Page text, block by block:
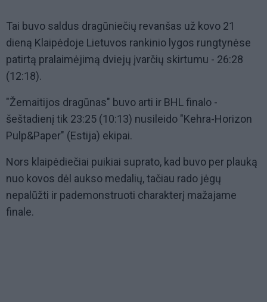
Tai buvo saldus dragūniečių revanšas už kovo 21
dieną Klaipėdoje Lietuvos rankinio lygos rungtynėse
patirtą pralaimėjimą dviejų įvarčių skirtumu - 26:28
(12:18).
"Žemaitijos dragūnas" buvo arti ir BHL finalo -
šeštadienį tik 23:25 (10:13) nusileido "Kehra-Horizon
Pulp&Paper" (Estija) ekipai.
Nors klaipėdiečiai puikiai suprato, kad buvo per plauką
nuo kovos dėl aukso medalių, tačiau rado jėgų
nepalūžti ir pademonstruoti charakterį mažajame
finale.